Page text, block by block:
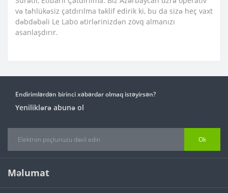
və təhlükəsiz çatdırılma təklif edirik ki, bu da sizə heç vaxt
dəbdəbəli Le Labo ətirlərinizdən zövq almanızı
asanlaşdırır.
Endirimlərdən birinci xəbərdar olmaq istəyirsən?
Yeniliklərə abunə ol
Ok
Məlumat